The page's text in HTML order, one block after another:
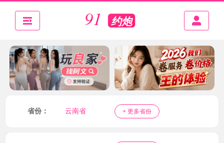
省份： 云南省 + 更多省份